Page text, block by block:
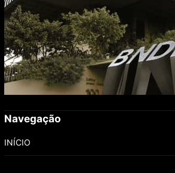
Navegação
INÍCIO